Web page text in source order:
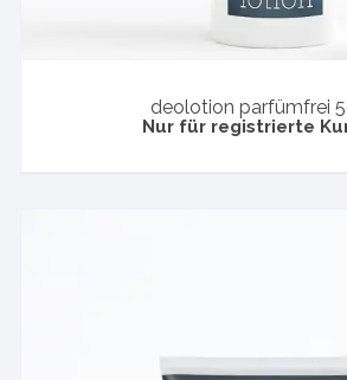
deolotion parfümfrei
Nur für registrierte